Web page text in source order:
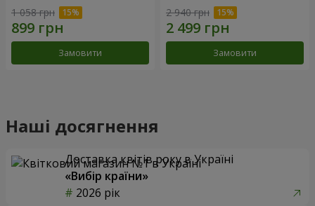
1 058 грн
Замовити
2 940 грн
Замовити
Наші досягнення
Доставка квітів року в Україні
«Вибір країни»
2026 рік